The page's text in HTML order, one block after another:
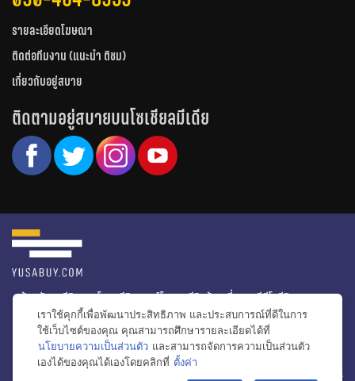
รายละเอียดโฆษณา
ติดต่อทีมงาน (แนะนำ ติชม)
เกี่ยวกับอยู่สบาย
ติดตามอยู่สบายบนโซเชียลมีเดีย
หน้าหลัก รีวิวคอนโด รีวิวทาวน์โฮม รีวิวบ้านเดี่ยว
วีดีโอรีวิว
ไอเดียแต่งบ้าน
ข่าวอสังหาริมทรัพย์
โปรโมชั่นบ้านและคอนโด
โครงการน่าสนใจ
© สงวนลิขสิทธิ์ 2556-2564
เราใช้คุกกี้เพื่อพัฒนาประสิทธิภาพ และประสบการณ์ที่ดีในการ
ใช้เว็บไซต์ของคุณ คุณสามารถศึกษารายละเอียดได้ที่
นโยบายความเป็นส่วนตัว และสามารถจัดการความเป็นส่วนตัว
เองได้ของคุณได้เองโดยคลิกที่ ตั้งค่า